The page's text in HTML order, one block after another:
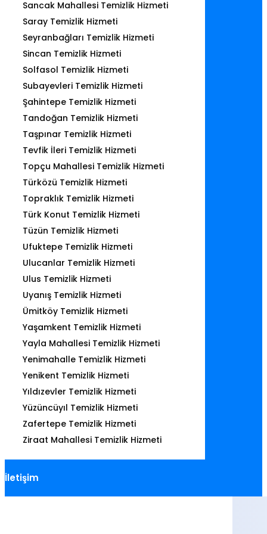
Sancak Mahallesi Temizlik Hizmeti
Saray Temizlik Hizmeti
Seyranbağları Temizlik Hizmeti
Sincan Temizlik Hizmeti
Solfasol Temizlik Hizmeti
Subayevleri Temizlik Hizmeti
Şahintepe Temizlik Hizmeti
Tandoğan Temizlik Hizmeti
Taşpınar Temizlik Hizmeti
Tevfik İleri Temizlik Hizmeti
Topçu Mahallesi Temizlik Hizmeti
Türközü Temizlik Hizmeti
Topraklık Temizlik Hizmeti
Türk Konut Temizlik Hizmeti
Tüzün Temizlik Hizmeti
Ufuktepe Temizlik Hizmeti
Ulucanlar Temizlik Hizmeti
Ulus Temizlik Hizmeti
Uyanış Temizlik Hizmeti
Ümitköy Temizlik Hizmeti
Yaşamkent Temizlik Hizmeti
Yayla Mahallesi Temizlik Hizmeti
Yenimahalle Temizlik Hizmeti
Yenikent Temizlik Hizmeti
Yıldızevler Temizlik Hizmeti
Yüzüncüyıl Temizlik Hizmeti
Zafertepe Temizlik Hizmeti
Ziraat Mahallesi Temizlik Hizmeti
İletişim